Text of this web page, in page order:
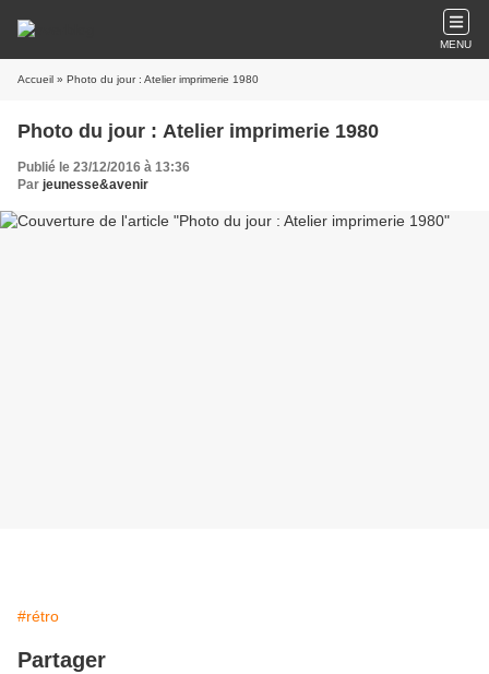
MENU
Accueil » Photo du jour : Atelier imprimerie 1980
Photo du jour : Atelier imprimerie 1980
Publié le 23/12/2016 à 13:36
Par jeunesse&avenir
#rétro
Partager